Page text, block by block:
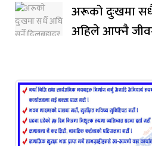
अरूको दुःखमा
अहिले आफ्नै